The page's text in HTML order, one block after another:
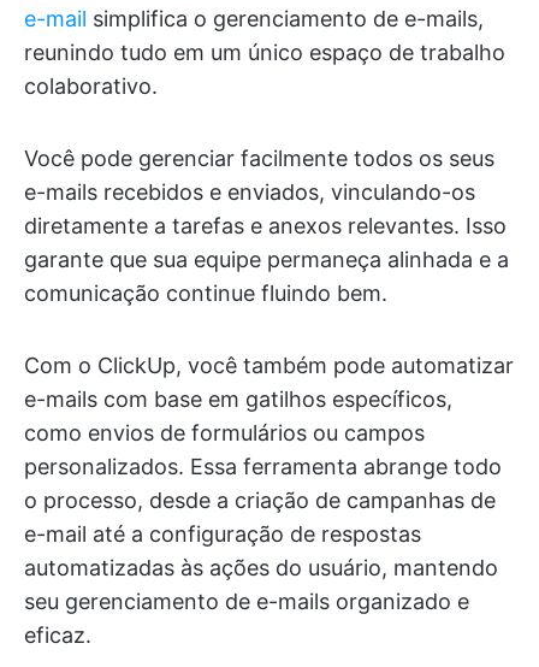
e-mail simplifica o gerenciamento de e-mails,
reunindo tudo em um único espaço de trabalho
colaborativo.
Você pode gerenciar facilmente todos os seus
e-mails recebidos e enviados, vinculando-os
diretamente a tarefas e anexos relevantes. Isso
garante que sua equipe permaneça alinhada e a
comunicação continue fluindo bem.
Com o ClickUp, você também pode automatizar
e-mails com base em gatilhos específicos,
como envios de formulários ou campos
personalizados. Essa ferramenta abrange todo
o processo, desde a criação de campanhas de
e-mail até a configuração de respostas
automatizadas às ações do usuário, mantendo
seu gerenciamento de e-mails organizado e
eficaz.